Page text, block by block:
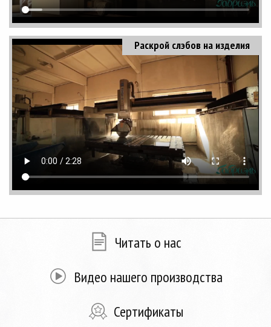
Раскрой слэбов на изделия
Читать о нас
Видео нашего производства
Сертификаты